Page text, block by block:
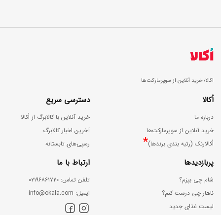
اکالا؛ خرید آنلاین از سوپرمارکت‌ها
اُکالا
درباره ما
خرید آنلاین از سوپرمارکت‌ها
اُکالارنک (رتبه بندی برندها)*
دسترسی سریع
خرید آنلاین با کالابرگ از اُکالا
آخرین اخبار کالابرگ
رسپی‌های تابستانه
پربازدیدها
شام چی بپزم؟
ناهار چی درست کنم؟
لیست غذای جدید
ارتباط با ما
ﺗﻠﻔﻦ ﺗﻤﺎس: ۰۲۱۹۶۸۶۱۷۲۰
اﯾﻤﯿﻞ: info@okala.com